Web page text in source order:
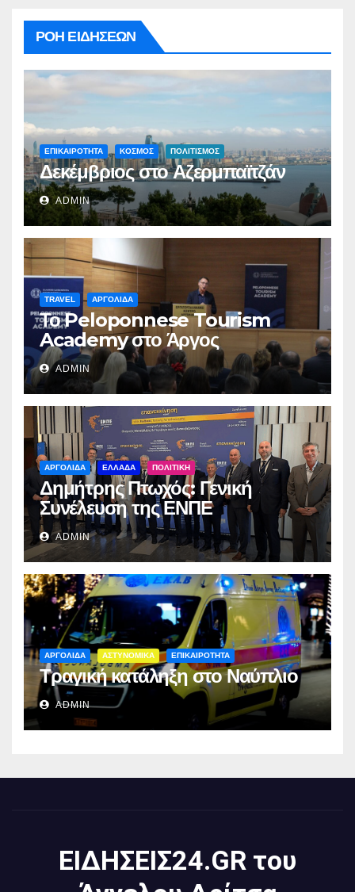
ΡΟΗ ΕΙΔΗΣΕΩΝ
ΕΠΙΚΑΙΡΟΤΗΤΑ ΚΟΣΜΟΣ ΠΟΛΙΤΙΣΜΟΣ
Δεκέμβριος στο Αζερμπαϊτζάν
ADMIN
TRAVEL ΑΡΓΟΛΙΔΑ
Το Peloponnese Tourism
Academy στο Άργος
ADMIN
ΑΡΓΟΛΙΔΑ ΕΛΛΑΔΑ ΠΟΛΙΤΙΚΗ
Δημήτρης Πτωχός: Γενική
Συνέλευση της ΕΝΠΕ
ADMIN
ΑΡΓΟΛΙΔΑ ΑΣΤΥΝΟΜΙΚΑ ΕΠΙΚΑΙΡΟΤΗΤΑ
Τραγική κατάληξη στο Ναύπλιο
ADMIN
ΕΙΔΗΣΕΙΣ24.GR του